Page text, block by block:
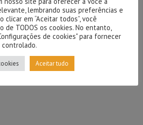
lembrando suas preferências e
clicar em “Aceitar todos”, você
de TODOS os cookies. No entanto,
de cookies" para fornecer
Aceitar tudo